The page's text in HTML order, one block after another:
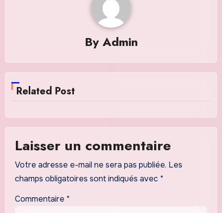
By Admin
Related Post
Laisser un commentaire
Votre adresse e-mail ne sera pas publiée. Les
champs obligatoires sont indiqués avec *
Commentaire *